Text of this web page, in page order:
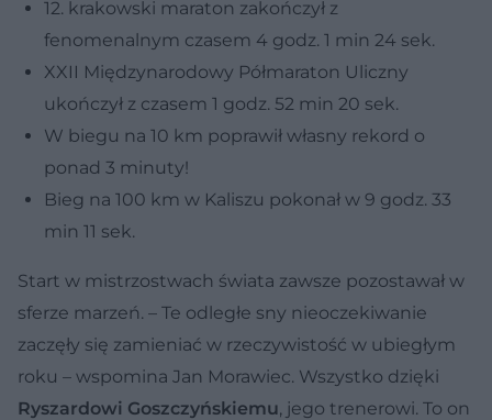
12. krakowski maraton zakończył z
fenomenalnym czasem 4 godz. 1 min 24 sek.
XXII Międzynarodowy Półmaraton Uliczny
ukończył z czasem 1 godz. 52 min 20 sek.
W biegu na 10 km poprawił własny rekord o
ponad 3 minuty!
Bieg na 100 km w Kaliszu pokonał w 9 godz. 33
min 11 sek.
Start w mistrzostwach świata zawsze pozostawał w
sferze marzeń. – Te odległe sny nieoczekiwanie
zaczęły się zamieniać w rzeczywistość w ubiegłym
roku – wspomina Jan Morawiec. Wszystko dzięki
Ryszardowi Goszczyńskiemu, jego trenerowi. To on